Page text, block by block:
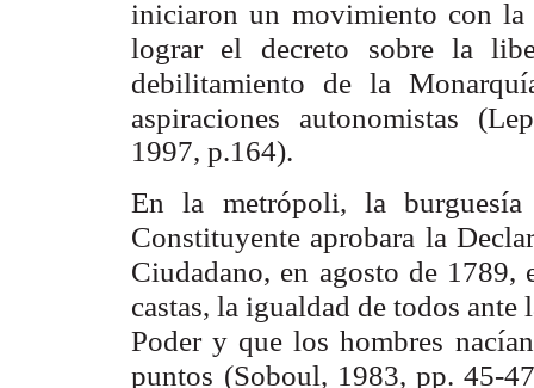
iniciaron un movimiento con la
lograr el
decreto sobre la
debilitamiento de la
aspiraciones
autonomistas
1997, p.164).
En la metrópoli, la
Constituyente aprobara la
Ciudadano, en agosto de 1789,
castas, la igualdad de todos ante
Poder y que los hombres
puntos (Soboul, 1983, pp. 45-